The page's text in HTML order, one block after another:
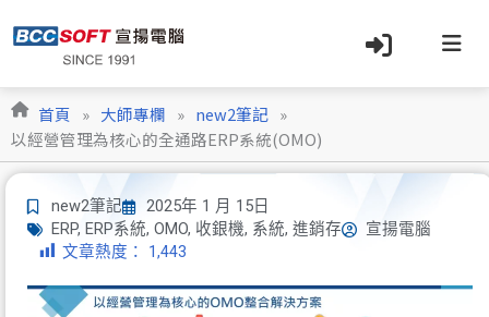
至
內
容
首頁 » 大師專欄 » new2筆記 »
以經營管理為核心的全通路ERP系統(OMO)
new2筆記
2025年 1 月 15日
ERP, ERP系統, OMO, 收銀機, 系統, 進銷存
宣揚電腦
文章熱度：
1,443